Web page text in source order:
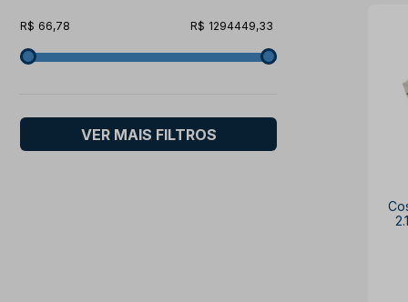
66,78 1294449,33
VER MAIS FILTROS